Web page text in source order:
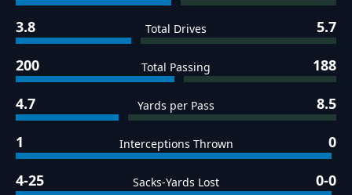
3.8 Total Drives 5.7
200 Total Passing 188
4.7 Yards per Pass 8.5
1 Interceptions Thrown 0
4-25 Sacks-Yards Lost 0-0